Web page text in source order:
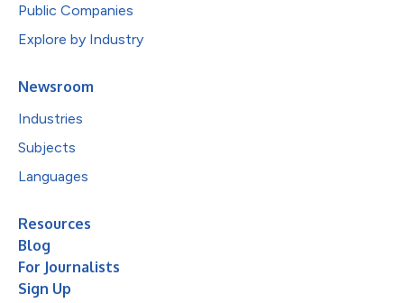
Public Companies
Explore by Industry
Newsroom
Industries
Subjects
Languages
Resources
Blog
For Journalists
Sign Up